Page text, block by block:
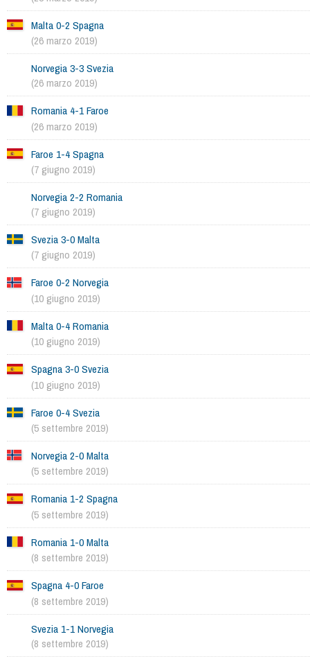
Malta 0-2 Spagna
(26 marzo 2019)
Norvegia 3-3 Svezia
(26 marzo 2019)
Romania 4-1 Faroe
(26 marzo 2019)
Faroe 1-4 Spagna
(7 giugno 2019)
Norvegia 2-2 Romania
(7 giugno 2019)
Svezia 3-0 Malta
(7 giugno 2019)
Faroe 0-2 Norvegia
(10 giugno 2019)
Malta 0-4 Romania
(10 giugno 2019)
Spagna 3-0 Svezia
(10 giugno 2019)
Faroe 0-4 Svezia
(5 settembre 2019)
Norvegia 2-0 Malta
(5 settembre 2019)
Romania 1-2 Spagna
(5 settembre 2019)
Romania 1-0 Malta
(8 settembre 2019)
Spagna 4-0 Faroe
(8 settembre 2019)
Svezia 1-1 Norvegia
(8 settembre 2019)